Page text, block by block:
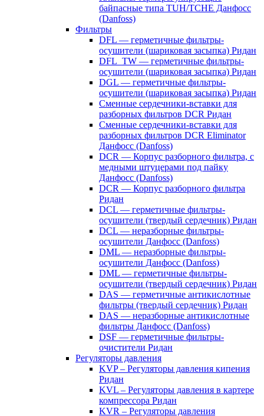
байпасные типа TUH/TCHE Данфосс
(Danfoss)
Фильтры
DFL — герметичные фильтры-
осушители (шариковая засыпка) Ридан
DFL_TW — герметичные фильтры-
осушители (шариковая засыпка) Ридан
DGL — герметичные фильтры-
осушители (шариковая засыпка) Ридан
Сменные сердечники-вставки для
разборных фильтров DCR Ридан
Сменные сердечники-вставки для
разборных фильтров DCR Eliminator
Данфосс (Danfoss)
DCR — Корпус разборного фильтра, с
медными штуцерами под пайку
Данфосс (Danfoss)
DCR — Корпус разборного фильтра
Ридан
DCL — герметичные фильтры-
осушители (твердый сердечник) Ридан
DCL — неразборные фильтры-
осушители Данфосс (Danfoss)
DML — неразборные фильтры-
осушители Данфосс (Danfoss)
DML — герметичные фильтры-
осушители (твердый сердечник) Ридан
DAS — герметичные антикислотные
фильтры (твердый сердечник) Ридан
DAS — неразборные антикислотные
фильтры Данфосс (Danfoss)
DSF — герметичные фильтры-
очистители Ридан
Регуляторы давления
KVP – Регуляторы давления кипения
Ридан
KVL – Регуляторы давления в картере
компрессора Ридан
KVR – Регуляторы давления